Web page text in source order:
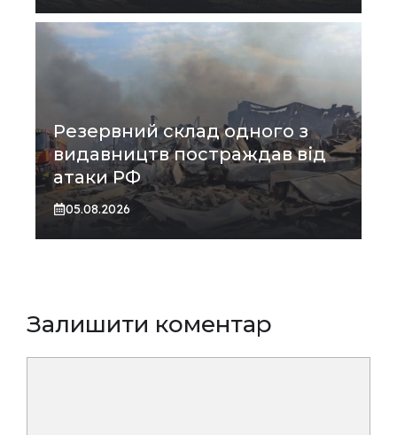
Резервний склад одного з
видавництв постраждав від
атаки РФ
05.08.2026
Залишити коментар